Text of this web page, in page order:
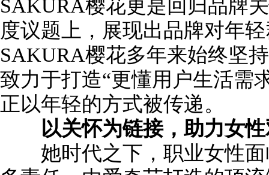
SAKURA樱花更是回归品牌
度议题上，展现出品牌对年
SAKURA樱花多年来始终坚
致力于打造“更懂用户生活需
正以年轻的方式被传递。
以关怀为链接，助力女
她时代之下，职业女性面